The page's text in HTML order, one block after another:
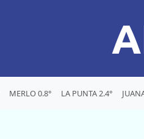
MERLO 0.8° LA PUNTA 2.4°